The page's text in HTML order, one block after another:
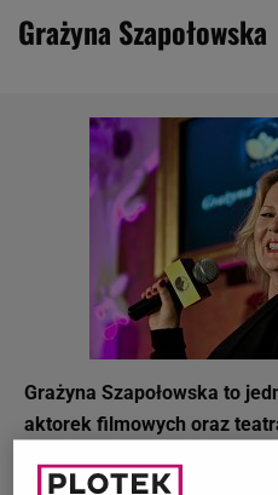
Grażyna Szapołowska
Grażyna Szapołowska to
aktorek filmowych oraz
się w kreacje filmowe w